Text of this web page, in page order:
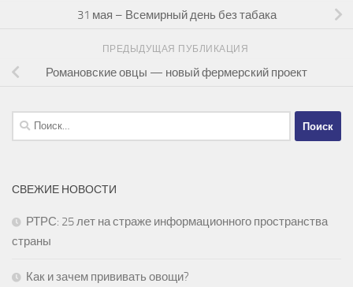
31 мая – Всемирный день без табака
ПРЕДЫДУЩАЯ ПУБЛИКАЦИЯ
Романовские овцы — новый фермерский проект
Найти:
СВЕЖИЕ НОВОСТИ
РТРС: 25 лет на страже информационного пространства
страны
Как и зачем прививать овощи?